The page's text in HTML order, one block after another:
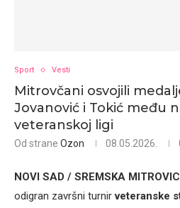
Sport Vesti
Mitrovčani osvojili
Jovanović i Tokić među
veteranskoj ligi
Od strane Ozon 08.05.2026.
NOVI SAD / SREMSKA
odigran završni turnirveteranske